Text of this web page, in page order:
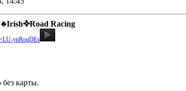
Racing
ynRoqDEs
карты.